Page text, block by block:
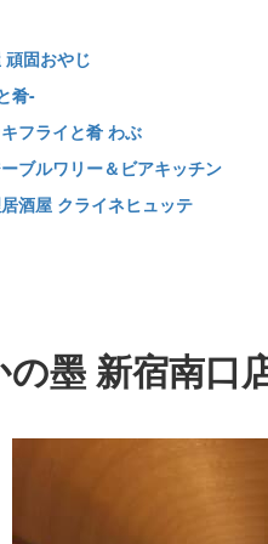
固おやじ
肴-
フライと肴 わぶ
ブルワリー＆ビアキッチン
酒屋 クライネヒュッテ
の墨 新宿南口